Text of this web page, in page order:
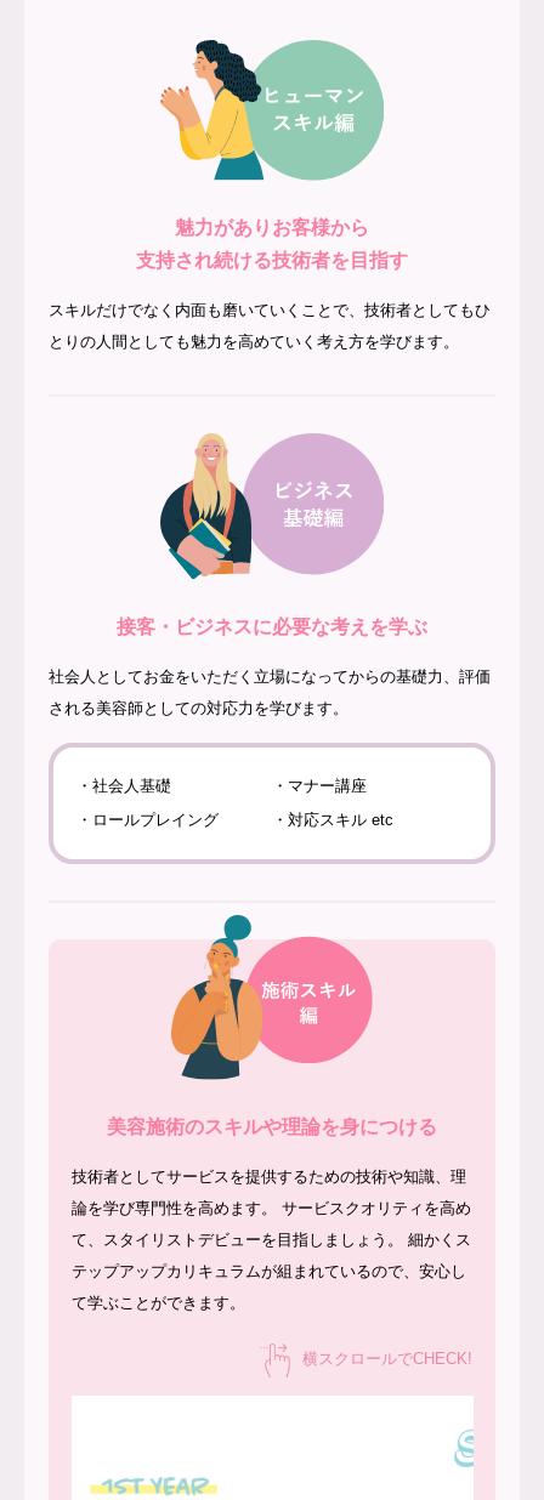
魅力がありお客様から
支持され続ける技術者を目指す
スキルだけでなく内面も磨いていくことで、技術者としてもひ
とりの人間としても魅力を高めていく考え方を学びます。
接客・ビジネスに必要な考えを学ぶ
社会人としてお金をいただく立場になってからの基礎力、評価
される美容師としての対応力を学びます。
・社会人基礎
・マナー講座
・ロールプレイング
・対応スキル etc
美容施術のスキルや理論を身につける
技術者としてサービスを提供するための技術や知識、理
論を学び専門性を高めます。
サービスクオリティを高め
て、スタイリストデビューを目指しましょう。
細かくス
テップアップカリキュラムが組まれているので、安心し
て学ぶことができます。
横スクロールでCHECK!